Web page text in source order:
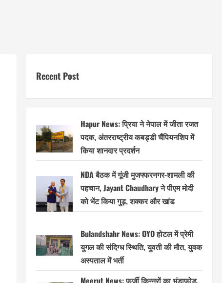
Recent Post
Hapur News: प्रिया ने नेपाल में जीता रजत
पदक, अंतरराष्ट्रीय कबड्डी चैंपियनशिप में
किया शानदार प्रदर्शन
NDA बैठक में गूंजी मुजफ्फरनगर-शामली की
पहचान, Jayant Chaudhary ने पीएम मोदी
को भेंट किया गुड़, शक्कर और खांड
Bulandshahr News: OYO होटल में प्रेमी
युगल की संदिग्ध स्थिति, युवती की मौत, युवक
अस्पताल में भर्ती
Meerut News: फर्जी किन्नरों का भंडाफोड़,